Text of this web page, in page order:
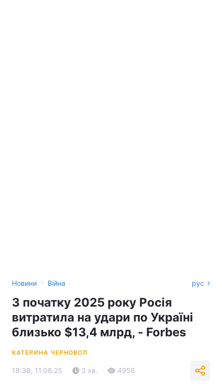
Новини › Війна рус
З початку 2025 року Росія
витратила на удари по Україні
близько $13,4 млрд, - Forbes
КАТЕРИНА ЧЕРНОВОЛ
18:38, 11.08.25 3 хв. 4956